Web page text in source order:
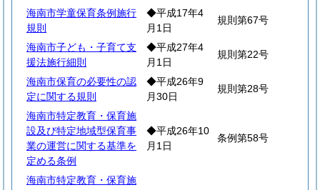
海南市学童保育条例施行
規則
◆平成17年4
月1日
規則第67号
海南市子ども・子育て支
援法施行細則
◆平成27年4
月1日
規則第22号
海南市保育の必要性の認
定に関する規則
◆平成26年9
月30日
規則第28号
海南市特定教育・保育施
設及び特定地域型保育事
業の運営に関する基準を
定める条例
◆平成26年10
月1日
条例第58号
海南市特定教育・保育施